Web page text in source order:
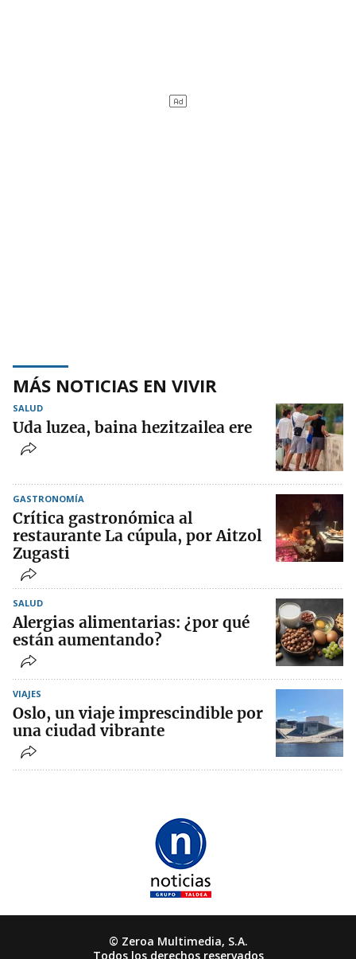
MÁS NOTICIAS EN VIVIR
SALUD
Uda luzea, baina hezitzailea ere
GASTRONOMÍA
Crítica gastronómica al
restaurante La cúpula, por Aitzol
Zugasti
SALUD
Alergias alimentarias: ¿por qué
están aumentando?
VIAJES
Oslo, un viaje imprescindible por
una ciudad vibrante
© Zeroa Multimedia, S.A.
Todos los derechos reservados